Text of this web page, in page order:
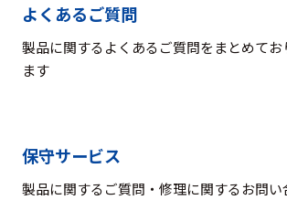
よくあるご質問
製品に関するよくあるご質問をまとめてお
ます
保守サービス
製品に関するご質問・修理に関するお問い